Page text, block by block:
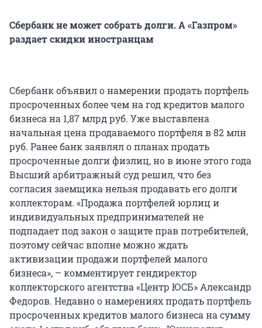
Сбербанк не может собрать долги. А «Газпром»
раздает скидки иностранцам
Сбербанк объявил о намерении продать портфель
просроченных более чем на год кредитов малого
бизнеса на 1,87 млрд руб. Уже выставлена
начальная цена продаваемого портфеля в 82 млн
руб. Ранее банк заявлял о планах продать
просроченные долги физлиц, но в июне этого года
Высший арбитражный суд решил, что без
согласия заемщика нельзя продавать его долги
коллекторам. «Продажа портфелей юрлиц и
индивидуальных предпринимателей не
подпадает под закон о защите прав потребителей,
поэтому сейчас вполне можно ждать
активизации продажи портфелей малого
бизнеса», – комментирует гендиректор
коллекторского агентства «Центр ЮСБ» Александр
Федоров. Недавно о намерениях продать портфель
просроченных кредитов малого бизнеса на сумму